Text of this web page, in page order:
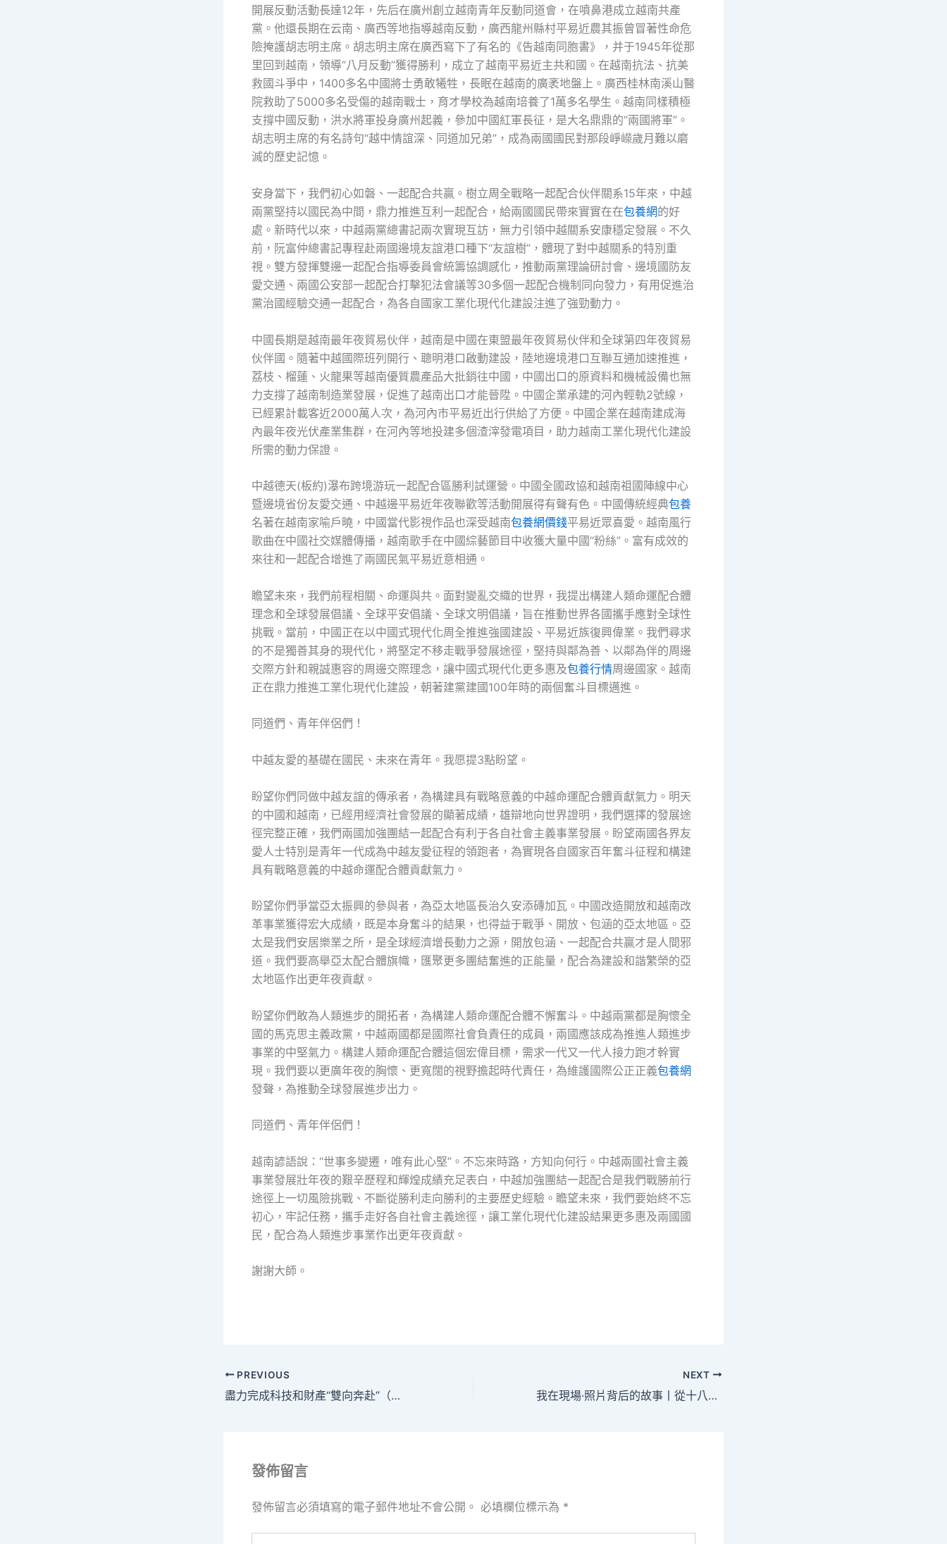
開展反動活動長達12年，先后在廣州創立越南青年反動同道會，在噴鼻港成立越南共產
黨。他還長期在云南、廣西等地指導越南反動，廣西龍州縣村平易近農其振曾冒著性命危
險掩護胡志明主席。胡志明主席在廣西寫下了有名的《告越南同胞書》，并于1945年從那
里回到越南，領導“八月反動”獲得勝利，成立了越南平易近主共和國。在越南抗法、抗美
救國斗爭中，1400多名中國將士勇敢犧牲，長眠在越南的廣袤地盤上。廣西桂林南溪山醫
院救助了5000多名受傷的越南戰士，育才學校為越南培養了1萬多名學生。越南同樣積極
支撐中國反動，洪水將軍投身廣州起義，參加中國紅軍長征，是大名鼎鼎的“兩國將軍”。
胡志明主席的有名詩句“越中情誼深、同道加兄弟”，成為兩國國民對那段崢嶸歲月難以磨
滅的歷史記憶。
安身當下，我們初心如磐、一起配合共贏。樹立周全戰略一起配合伙伴關系15年來，中越
兩黨堅持以國民為中間，鼎力推進互利一起配合，給兩國國民帶來實實在在包養網的好
處。新時代以來，中越兩黨總書記兩次實現互訪，無力引領中越關系安康穩定發展。不久
前，阮富仲總書記專程赴兩國邊境友誼港口種下“友誼樹”，體現了對中越關系的特別重
視。雙方發揮雙邊一起配合指導委員會統籌協調感化，推動兩黨理論研討會、邊境國防友
愛交通、兩國公安部一起配合打擊犯法會議等30多個一起配合機制同向發力，有用促進治
黨治國經驗交通一起配合，為各自國家工業化現代化建設注進了強勁動力。
中國長期是越南最年夜貿易伙伴，越南是中國在東盟最年夜貿易伙伴和全球第四年夜貿易
伙伴國。隨著中越國際班列開行、聰明港口啟動建設，陸地邊境港口互聯互通加速推進，
荔枝、榴蓮、火龍果等越南優質農產品大批銷往中國，中國出口的原資料和機械設備也無
力支撐了越南制造業發展，促進了越南出口才能晉陞。中國企業承建的河內輕軌2號線，
已經累計載客近2000萬人次，為河內市平易近出行供給了方便。中國企業在越南建成海
內最年夜光伏產業集群，在河內等地投建多個渣滓發電項目，助力越南工業化現代化建設
所需的動力保證。
中越德天(板約)瀑布跨境游玩一起配合區勝利試運營。中國全國政協和越南祖國陣線中心
暨邊境省份友愛交通、中越邊平易近年夜聯歡等活動開展得有聲有色。中國傳統經典包養
名著在越南家喻戶曉，中國當代影視作品也深受越南包養網價錢平易近眾喜愛。越南風行
歌曲在中國社交媒體傳播，越南歌手在中國綜藝節目中收獲大量中國“粉絲”。富有成效的
來往和一起配合增進了兩國民氣平易近意相通。
瞻望未來，我們前程相關、命運與共。面對變亂交織的世界，我提出構建人類命運配合體
理念和全球發展倡議、全球平安倡議、全球文明倡議，旨在推動世界各國攜手應對全球性
挑戰。當前，中國正在以中國式現代化周全推進強國建設、平易近族復興偉業。我們尋求
的不是獨善其身的現代化，將堅定不移走戰爭發展途徑，堅持與鄰為善、以鄰為伴的周邊
交際方針和親誠惠容的周邊交際理念，讓中國式現代化更多惠及包養行情周邊國家。越南
正在鼎力推進工業化現代化建設，朝著建黨建國100年時的兩個奮斗目標邁進。
同道們、青年伴侶們！
中越友愛的基礎在國民、未來在青年。我愿提3點盼望。
盼望你們同做中越友誼的傳承者，為構建具有戰略意義的中越命運配合體貢獻氣力。明天
的中國和越南，已經用經濟社會發展的顯著成績，雄辯地向世界證明，我們選擇的發展途
徑完整正確，我們兩國加強團結一起配合有利于各自社會主義事業發展。盼望兩國各界友
愛人士特別是青年一代成為中越友愛征程的領跑者，為實現各自國家百年奮斗征程和構建
具有戰略意義的中越命運配合體貢獻氣力。
盼望你們爭當亞太振興的參與者，為亞太地區長治久安添磚加瓦。中國改造開放和越南改
革事業獲得宏大成績，既是本身奮斗的結果，也得益于戰爭、開放、包涵的亞太地區。亞
太是我們安居樂業之所，是全球經濟增長動力之源，開放包涵、一起配合共贏才是人間邪
道。我們要高舉亞太配合體旗幟，匯聚更多團結奮進的正能量，配合為建設和諧繁榮的亞
太地區作出更年夜貢獻。
盼望你們敢為人類進步的開拓者，為構建人類命運配合體不懈奮斗。中越兩黨都是胸懷全
國的馬克思主義政黨，中越兩國都是國際社會負責任的成員，兩國應該成為推進人類進步
事業的中堅氣力。構建人類命運配合體這個宏偉目標，需求一代又一代人接力跑才幹實
現。我們要以更廣年夜的胸懷、更寬闊的視野擔起時代責任，為維護國際公正正義包養網
發聲，為推動全球發展進步出力。
同道們、青年伴侶們！
越南諺語說：“世事多變遷，唯有此心堅”。不忘來時路，方知向何行。中越兩國社會主義
事業發展壯年夜的艱辛歷程和輝煌成績充足表白，中越加強團結一起配合是我們戰勝前行
途徑上一切風險挑戰、不斷從勝利走向勝利的主要歷史經驗。瞻望未來，我們要始終不忘
初心，牢記任務，攜手走好各自社會主義途徑，讓工業化現代化建設結果更多惠及兩國國
民，配合為人類進步事業作出更年夜貢獻。
謝謝大師。
PREVIOUS
盡力完成科技和財產“雙向奔赴”（科技視點·走近優良創查包養行情新團隊）_中國網
NEXT
我在現場·照片背后的故事丨從十八洞村動身，奔赴“詩與遠方”_中國查覓包養價錢網
發佈留言
發佈留言必須填寫的電子郵件地址不會公開。 必填欄位標示為 *